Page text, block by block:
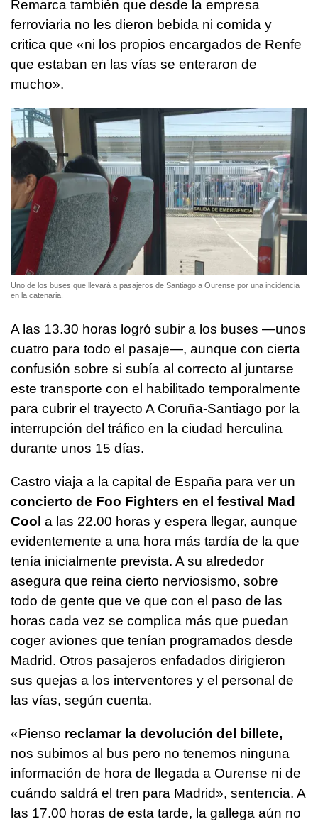
Remarca también que desde la empresa
ferroviaria no les dieron bebida ni comida y
critica que «ni los propios encargados de Renfe
que estaban en las vías se enteraron de
mucho».
Uno de los buses que llevará a pasajeros de Santiago a Ourense por una incidencia
en la catenaria.
A las 13.30 horas logró subir a los buses —unos
cuatro para todo el pasaje—, aunque con cierta
confusión sobre si subía al correcto al juntarse
este transporte con el habilitado temporalmente
para cubrir el trayecto A Coruña-Santiago por la
interrupción del tráfico en la ciudad herculina
durante unos 15 días.
Castro viaja a la capital de España para ver un
concierto de Foo Fighters en el festival Mad
Cool a las 22.00 horas y espera llegar, aunque
evidentemente a una hora más tardía de la que
tenía inicialmente prevista. A su alrededor
asegura que reina cierto nerviosismo, sobre
todo de gente que ve que con el paso de las
horas cada vez se complica más que puedan
coger aviones que tenían programados desde
Madrid. Otros pasajeros enfadados dirigieron
sus quejas a los interventores y el personal de
las vías, según cuenta.
«Pienso reclamar la devolución del billete,
nos subimos al bus pero no tenemos ninguna
información de hora de llegada a Ourense ni de
cuándo saldrá el tren para Madrid», sentencia. A
las 17.00 horas de esta tarde, la gallega aún no